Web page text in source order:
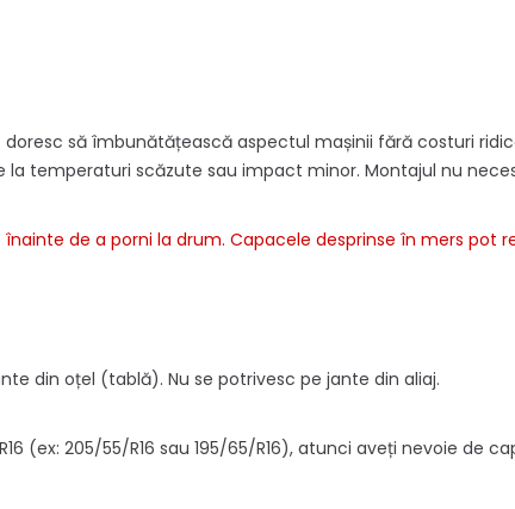
să îmbunătățească aspectul mașinii fără costuri
la temperaturi scăzute sau impact minor. Montajul nu
de a porni la drum. Capacele desprinse în mers pot
din oțel (tablă). Nu se potrivesc pe jante din aliaj.
(ex: 205/55/R16 sau 195/65/R16), atunci aveți nevoie de